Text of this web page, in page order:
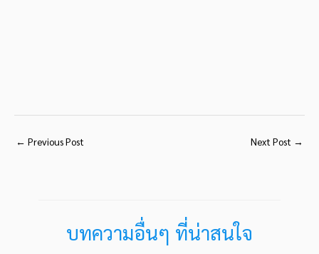
← Previous Post Next Post →
บทความอื่นๆ ที่น่าสนใจ